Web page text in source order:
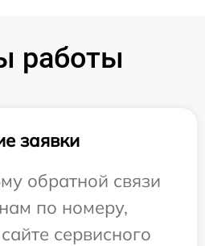
работы
заявки
обратной связи
по номеру,
сервисного